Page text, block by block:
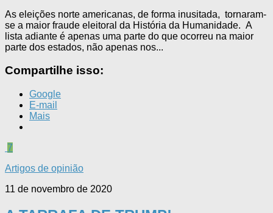
As eleições norte americanas, de forma inusitada, tornaram-
se a maior fraude eleitoral da História da Humanidade. A
lista adiante é apenas uma parte do que ocorreu na maior
parte dos estados, não apenas nos...
Compartilhe isso:
Google
E-mail
Mais
7
Artigos de opinião
11 de novembro de 2020